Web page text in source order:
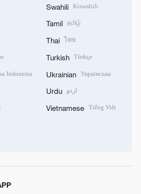
Indonesia
Swahili Kiswahili
Tamil தமிழ்
Thai ไทย
Turkish Türkçe
Ukrainian Українська
Urdu اردو
Vietnamese Tiếng Việt